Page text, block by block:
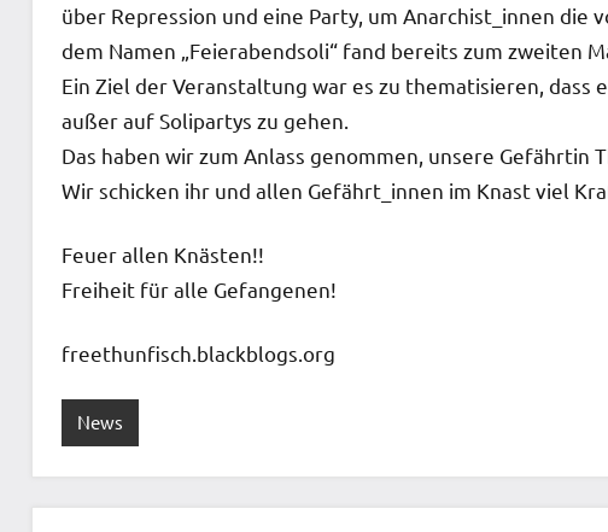
über Repression und eine Party, um Anarchist_innen
dem Namen „Feierabendsoli“ fand bereits zum zweiten
Ein Ziel der Veranstaltung war es zu thematisieren, dass
außer auf Solipartys zu gehen.
Das haben wir zum Anlass genommen, unsere Gefährtin
Wir schicken ihr und allen Gefährt_innen im Knast viel
Feuer allen Knästen!!
Freiheit für alle Gefangenen!
freethunfisch.blackblogs.org
News